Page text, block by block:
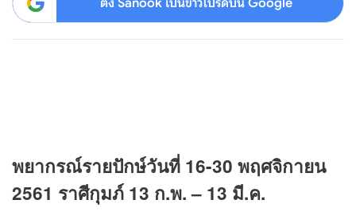
พยากรณ์รายปักษ์วันที่ 16-30 พฤศจิกายน
2561 ราศีกุมภ์ 13 ก.พ. – 13 มี.ค.